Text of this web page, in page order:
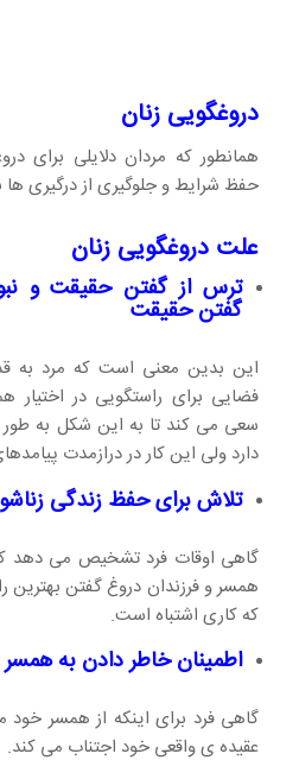
دروغگویی زنان
همانطور که مردان دلایلی برای
حفظ شرایط و جلوگیری از درگیری
علت دروغگویی زنان
ترس از گفتن حقیقت و
گفتن حقیقت
این بدین معنی است که مرد به
فضایی برای راستگویی در اختیار
سعی می کند تا به این شکل به
دارد ولی این کار در درازمدت
تلاش برای حفظ زندگی
گاهی اوقات فرد تشخیص می دهد
همسر و فرزندان دروغ گفتن بهترین
که کاری اشتباه است.
اطمینان خاطر دادن به همسر
گاهی فرد برای اینکه از همسر
عقیده ی واقعی خود اجتناب می کند.